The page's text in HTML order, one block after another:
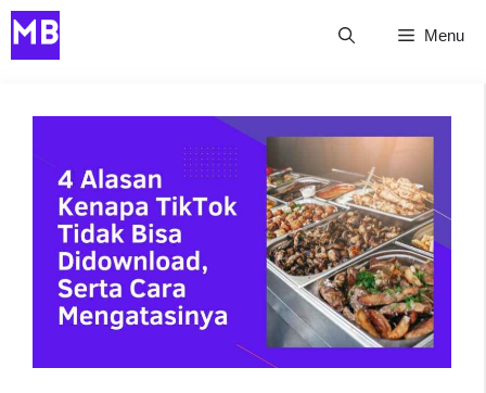
Skip
to
Menu